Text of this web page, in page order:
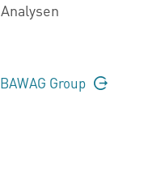
Analysen
BAWAG Group